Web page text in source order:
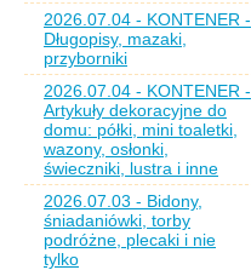
2026.07.04 - KONTENER -
Długopisy, mazaki,
przyborniki
2026.07.04 - KONTENER -
Artykuły dekoracyjne do
domu: półki, mini toaletki,
wazony, osłonki,
świeczniki, lustra i inne
2026.07.03 - Bidony,
śniadaniówki, torby
podróżne, plecaki i nie
tylko